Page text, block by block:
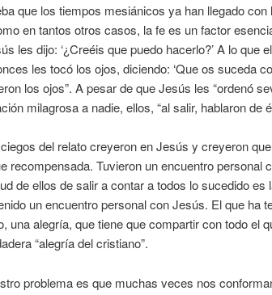
que los tiempos mesiánicos ya han llegado
en tantos otros casos, la fe es un factor
les dijo: ‘¿Creéis que puedo hacerlo?’ A lo que
les tocó los ojos, diciendo: ‘Que os suceda
los ojos”. A pesar de que Jesús les “ordenó
milagrosa a nadie, ellos, “al salir, hablaron de
del relato creyeron en Jesús y creyeron
recompensada. Tuvieron un encuentro personal
de ellos de salir a contar a todos lo sucedido es
un encuentro personal con Jesús. El que ha
una alegría, que tiene que compartir con todo el
“alegría del cristiano”.
problema es que muchas veces nos